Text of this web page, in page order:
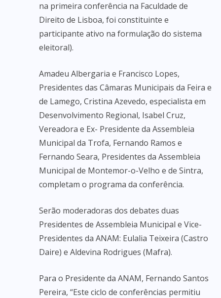
na primeira conferência na Faculdade de
Direito de Lisboa, foi constituinte e
participante ativo na formulação do sistema
eleitoral).
Amadeu Albergaria e Francisco Lopes,
Presidentes das Câmaras Municipais da Feira e
de Lamego, Cristina Azevedo, especialista em
Desenvolvimento Regional, Isabel Cruz,
Vereadora e Ex- Presidente da Assembleia
Municipal da Trofa, Fernando Ramos e
Fernando Seara, Presidentes da Assembleia
Municipal de Montemor-o-Velho e de Sintra,
completam o programa da conferência.
Serão moderadoras dos debates duas
Presidentes de Assembleia Municipal e Vice-
Presidentes da ANAM: Eulalia Teixeira (Castro
Daire) e Aldevina Rodrigues (Mafra).
Para o Presidente da ANAM, Fernando Santos
Pereira, “Este ciclo de conferências permitiu